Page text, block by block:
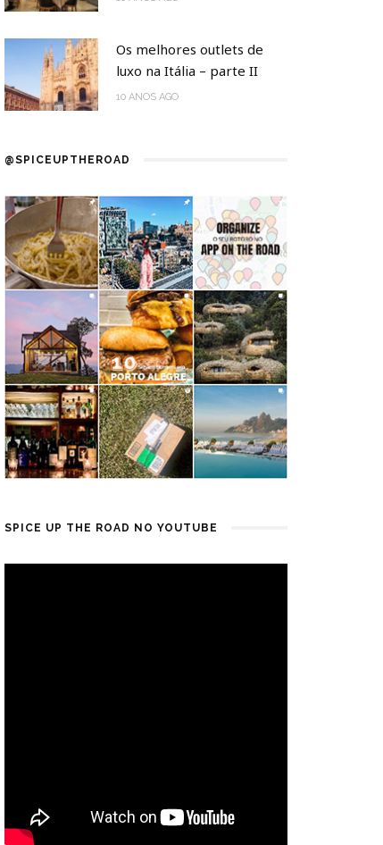
Os melhores outlets de
luxo na Itália – parte II
10 ANOS AGO
@SPICEUPTHEROAD
SPICE UP THE ROAD NO YOUTUBE